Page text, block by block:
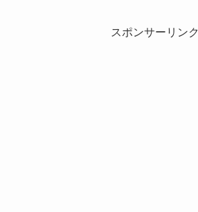
スポンサーリンク